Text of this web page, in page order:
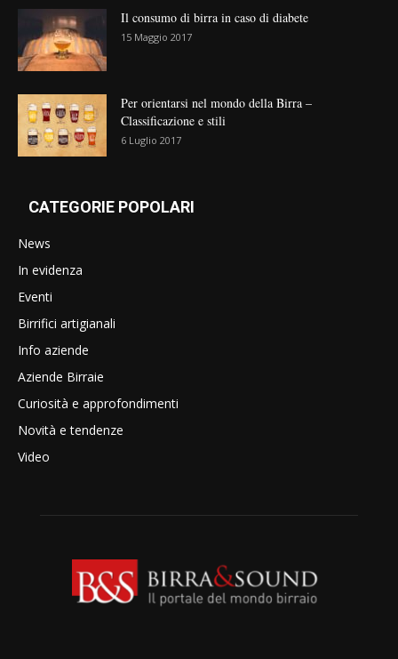
Il consumo di birra in caso di diabete
15 Maggio 2017
Per orientarsi nel mondo della Birra –
Classificazione e stili
6 Luglio 2017
CATEGORIE POPOLARI
News
In evidenza
Eventi
Birrifici artigianali
Info aziende
Aziende Birraie
Curiosità e approfondimenti
Novità e tendenze
Video